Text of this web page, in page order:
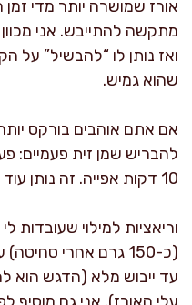
אורז שמושרה יותר מדי זמן
שהוא גמיש.
אם אתם אוהבים בורקס
להבריש שמן זית פעמיים:
10 דקות אפייה. זה נותן עוד צבע ופריכות, אבל לא חובה.
וריאציות למילוי שעובדות
(כ-150 גרם אחרי
עד ייבוש מלא (הדגש הוא